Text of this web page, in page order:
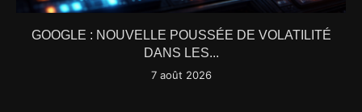
GOOGLE : NOUVELLE POUSSÉE DE VOLATILITÉ
DANS LES...
7 août 2026